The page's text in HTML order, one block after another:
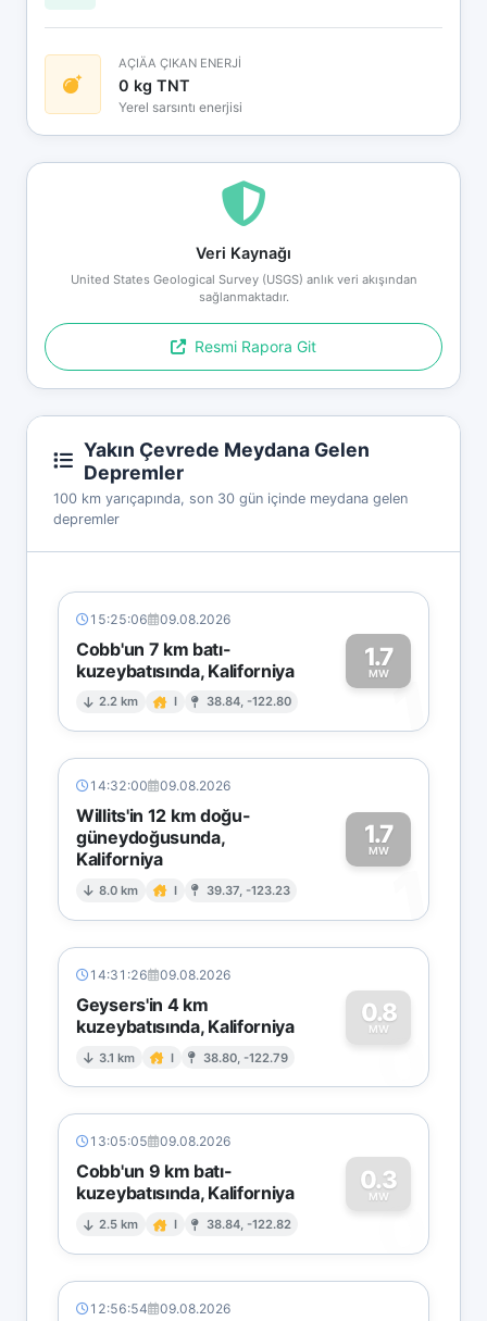
AÇIÄA ÇIKAN ENERJİ
0 kg TNT
Yerel sarsıntı enerjisi
Veri Kaynağı
United States Geological Survey (USGS) anlık veri akışından
sağlanmaktadır.
Resmi Rapora Git
Yakın Çevrede Meydana Gelen
Depremler
100 km yarıçapında, son 30 gün içinde meydana gelen
depremler
15:25:06 09.08.2026
Cobb'un 7 km batı-
kuzeybatısında, Kaliforniya
2.2 km I 38.84, -122.80
1.7
MW1
14:32:00 09.08.2026
Willits'in 12 km doğu-
güneydoğusunda,
Kaliforniya
8.0 km I 39.37, -123.23
1.7
MW
1
14:31:26 09.08.2026
Geysers'in 4 km
kuzeybatısında, Kaliforniya
3.1 km I 38.80, -122.79
0.8
MW
0
13:05:05 09.08.2026
Cobb'un 9 km batı-
kuzeybatısında, Kaliforniya
2.5 km I 38.84, -122.82
0.3
MW
0
12:56:54 09.08.2026